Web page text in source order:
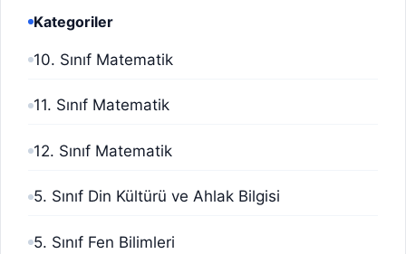
Kategoriler
10. Sınıf Matematik
11. Sınıf Matematik
12. Sınıf Matematik
5. Sınıf Din Kültürü ve Ahlak Bilgisi
5. Sınıf Fen Bilimleri